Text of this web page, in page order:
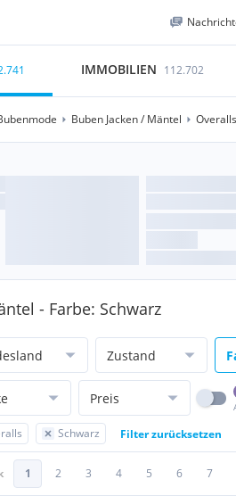
IMMOBILIEN 112.702
Buben Jacken / Mäntel Overalls
- Farbe: Schwarz
Zustand
Preis
Schwarz Filter zurücksetzen
1 2 3 4 5 6 7